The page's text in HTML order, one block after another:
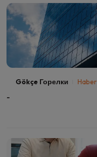
Gökçe Горелки Haber
-